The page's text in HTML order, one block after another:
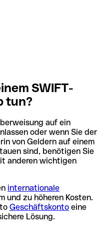
SWIFT-
tun?
auf ein
oder wenn Sie der
von Geldern auf einem
sind, benötigen Sie
anderen wichtigen
internationale
und zu höheren Kosten.
Geschäftskonto eine
Lösung.